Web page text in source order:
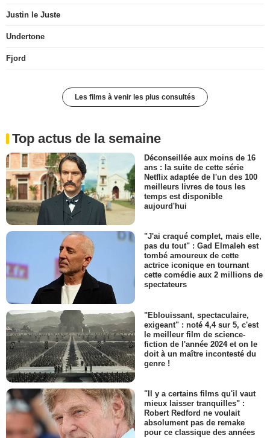
Justin le Juste
Undertone
Fjord
Les films à venir les plus consultés
Top actus de la semaine
Déconseillée aux moins de 16
ans : la suite de cette série
Netflix adaptée de l'un des 100
meilleurs livres de tous les
temps est disponible
aujourd'hui
"J'ai craqué complet, mais elle,
pas du tout" : Gad Elmaleh est
tombé amoureux de cette
actrice iconique en tournant
cette comédie aux 2 millions de
spectateurs
"Eblouissant, spectaculaire,
exigeant" : noté 4,4 sur 5, c'est
le meilleur film de science-
fiction de l'année 2024 et on le
doit à un maître incontesté du
genre !
"Il y a certains films qu'il vaut
mieux laisser tranquilles" :
Robert Redford ne voulait
absolument pas de remake
pour ce classique des années